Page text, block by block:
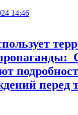
14:46
перед